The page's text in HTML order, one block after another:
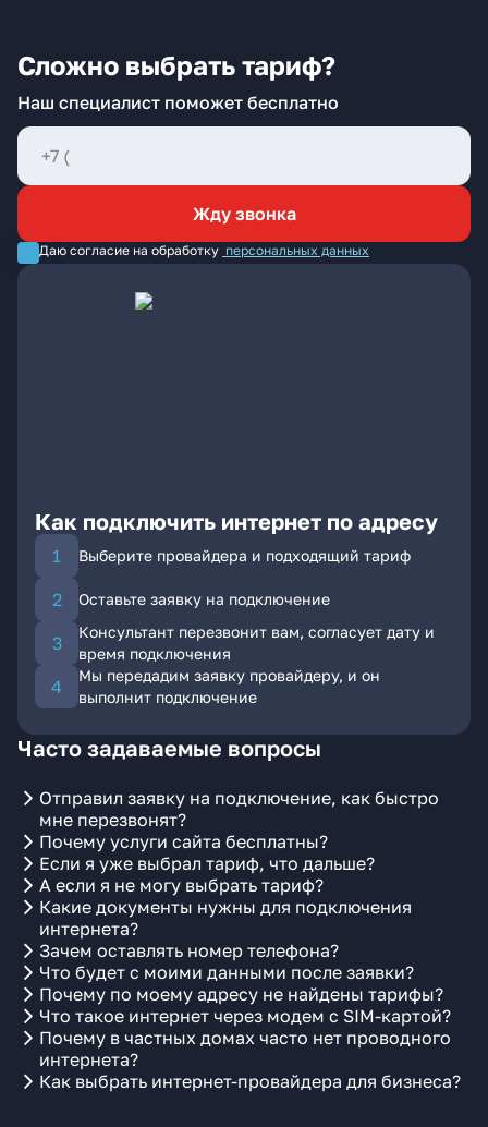
Сложно выбрать тариф?
Наш специалист поможет бесплатно
Жду звонка
Даю согласие на обработку персональных данных
Как подключить интернет по адресу
Выберите провайдера и подходящий тариф
Оставьте заявку на подключение
Консультант перезвонит вам, согласует дату и
время подключения
Мы передадим заявку провайдеру, и он
выполнит подключение
Часто задаваемые вопросы
Отправил заявку на подключение, как быстро
мне перезвонят?
Почему услуги сайта бесплатны?
Если я уже выбрал тариф, что дальше?
А если я не могу выбрать тариф?
Какие документы нужны для подключения
интернета?
Зачем оставлять номер телефона?
Что будет с моими данными после заявки?
Почему по моему адресу не найдены тарифы?
Что такое интернет через модем с SIM-картой?
Почему в частных домах часто нет проводного
интернета?
Как выбрать интернет-провайдера для бизнеса?